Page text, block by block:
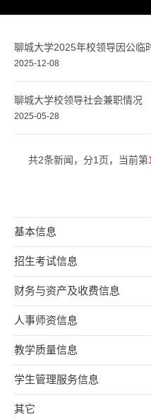
聊城大学2025年校领导因公临
2025-12-08
聊城大学校领导社会兼职情况
2025-05-28
共2条新闻，分1页，当前第1
基本信息
招生考试信息
财务与资产及收费信息
人事师资信息
教学质量信息
学生管理服务信息
其它